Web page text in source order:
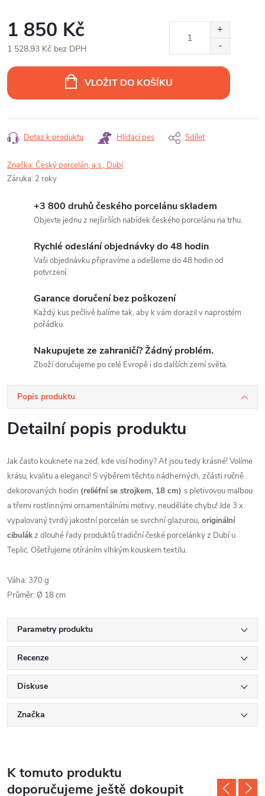
1 850 Kč
1 528,93 Kč bez DPH
cena:
VLOŽIT DO KOŠÍKU
Dotaz k produktu Hlídací pes Sdílet
Značka:Český porcelán, a.s., Dubí
Záruka: 2 roky
+3 800 druhů českého porcelánu skladem
Objevte jednu z nejširších nabídek českého porcelánu na trhu.
Rychlé odeslání objednávky do 48 hodin
Vaši objednávku připravíme a odešleme do 48 hodin od
potvrzení.
Garance doručení bez poškození
Každý kus pečlivě balíme tak, aby k vám dorazil v naprostém
pořádku.
Nakupujete ze zahraničí? Žádný problém.
Zboží doručujeme po celé Evropě i do dalších zemí světa.
Popis produktu
Detailní popis produktu
Jak často kouknete na zeď, kde visí hodiny? Ať jsou tedy krásné! Volíme
krásu, kvalitu a eleganci! S výběrem těchto nádherných, zčásti ručně
dekorovaných hodin (reliéfní se strojkem, 18 cm) s pletivovou malbou
a třemi rostlinnými ornamentálními motivy, neuděláte chybu! Jde 3 x
vypalovaný tvrdý jakostní porcelán se svrchní glazurou, originální
cibulákz dlouhé řady produktů tradiční české porcelánky z Dubí u
Teplic. Ošetřujeme otíráním vlhkým kouskem textilu.
Váha: 370 g
Průměr: Ø 18 cm
Parametry produktu
Recenze
Diskuse
Značka
K tomuto produktu
doporučujeme ještě dokoupit